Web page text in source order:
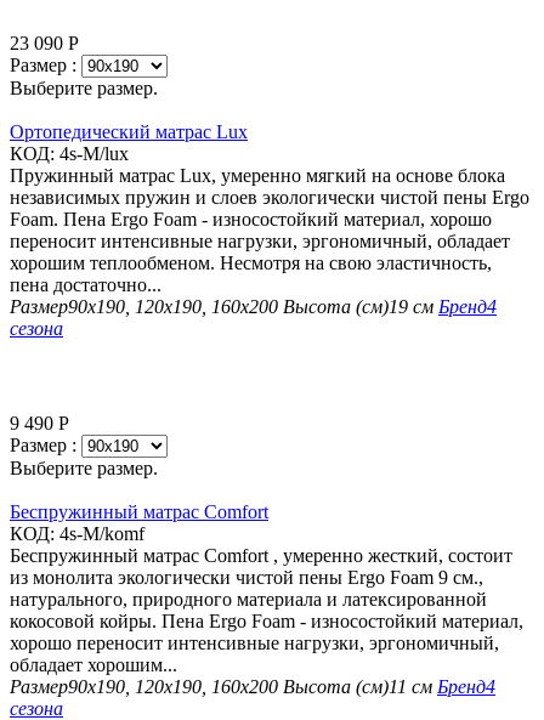
23 090 Р
Размер :
Выберите размер.
Ортопедический матрас Lux
КОД: 4s-M/lux
Пружинный матрас Lux, умеренно мягкий на основе блока
независимых пружин и слоев экологически чистой пены Ergo
Foam. Пена Ergo Foam - износостойкий материал, хорошо
переносит интенсивные нагрузки, эргономичный, обладает
хорошим теплообменом. Несмотря на свою эластичность,
пена достаточно...
Размер90х190, 120х190, 160х200 Высота (см)19 см Бренд4
сезона
9 490 Р
Размер :
Выберите размер.
Беспружинный матрас Comfort
КОД: 4s-M/komf
Беспружинный матрас Comfort , умеренно жесткий, состоит
из монолита экологически чистой пены Ergo Foam 9 см.,
натурального, природного материала и латексированной
кокосовой койры. Пена Ergo Foam - износостойкий материал,
хорошо переносит интенсивные нагрузки, эргономичный,
обладает хорошим...
Размер90х190, 120х190, 160х200 Высота (см)11 см Бренд4
сезона